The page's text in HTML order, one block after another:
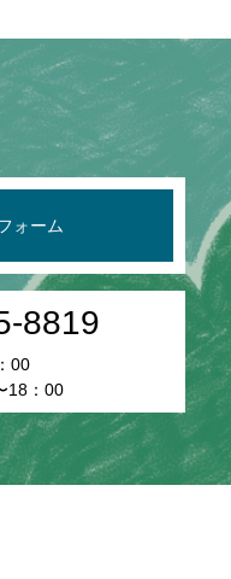
ォーム
8819
00
18：00